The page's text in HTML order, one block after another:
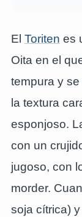
El Toriten es
Oita en el
tempura y
la textura
esponjoso.
con un
jugoso, con
morder.
soja cítrica)